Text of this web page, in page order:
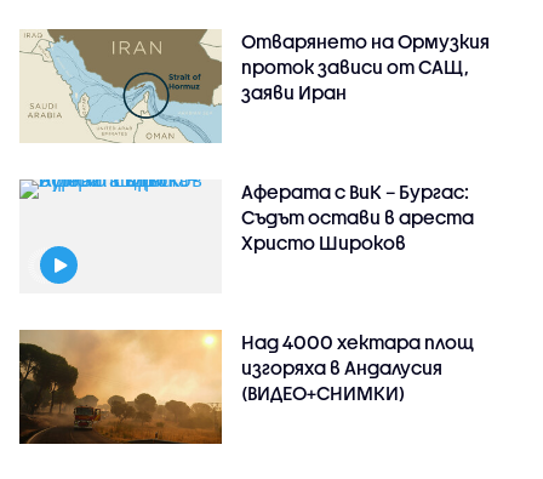
Отварянето на Ормузкия
проток зависи от САЩ,
заяви Иран
Аферата с ВиК – Бургас:
Съдът остави в ареста
Христо Широков
Над 4000 хектара площ
изгоряха в Андалусия
(ВИДЕО+СНИМКИ)